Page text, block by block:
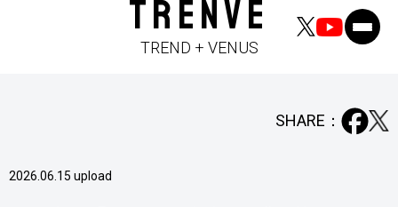
TRENVE
TREND + VENUS
2026.06.15 upload
SHARE：